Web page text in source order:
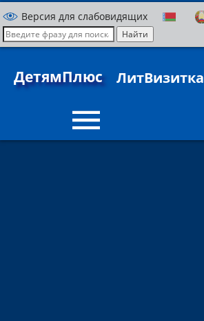
Версия для слабовидящих
ДетямПлюс ЛитВизитка